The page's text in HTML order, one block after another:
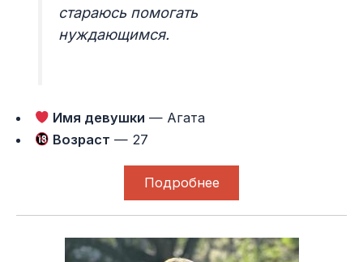
стараюсь помогать
нуждающимся.
Имя девушки — Агата
Возраст — 27
Подробнее